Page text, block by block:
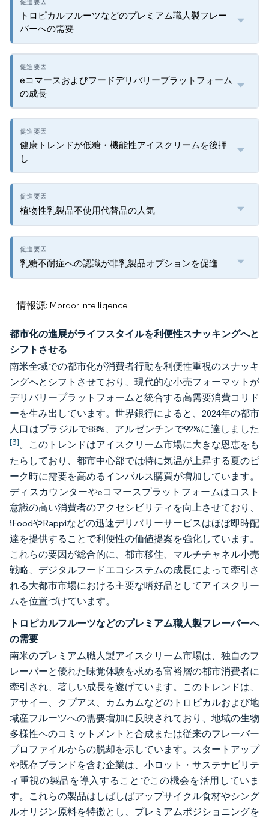
トロピカルフルーツなどのプレミアム職人製フレー
バーへの需要
eコマースおよびフードデリバリープラットフォーム
の成長
健康トレンドが低糖・機能性アイスクリームを後押
し
植物性乳製品不使用代替品の人気
乳糖不耐症への認識が非乳製品オプションを促進
情報源: Mordor Intelligence
都市化の進展がライフスタイルを利便性スナッキングへと
シフトさせる
南米全域での都市化が消費者行動を利便性重視のスナッキ
ングへとシフトさせており、現代的な小売フォーマットが
デリバリープラットフォームと統合する高需要消費コリド
ーを生み出しています。世界銀行によると、2024年の都市
人口はブラジルで88%、アルゼンチンで92%に達しました
[3]。このトレンドはアイスクリーム市場に大きな恩恵をも
たらしており、都市中心部では特に気温が上昇する夏のピ
ーク時に需要を高めるインパルス購買が増加しています。
ディスカウンターやeコマースプラットフォームはコスト
意識の高い消費者のアクセシビリティを向上させており、
iFoodやRappiなどの迅速デリバリーサービスはほぼ即時配
達を提供することで利便性の価値提案を強化しています。
これらの要因が総合的に、都市移住、マルチチャネル小売
戦略、デジタルフードエコシステムの成長によって牽引さ
れる大都市市場における主要な嗜好品としてアイスクリー
ムを位置づけています。
トロピカルフルーツなどのプレミアム職人製フレーバーへ
の需要
南米のプレミアム職人製アイスクリーム市場は、独自のフ
レーバーと優れた味覚体験を求める富裕層の都市消費者に
牽引され、著しい成長を遂げています。このトレンドは、
アサイー、クプアス、カムカムなどのトロピカルおよび地
域産フルーツへの需要増加に反映されており、地域の生物
多様性へのコミットメントと合成または従来のフレーバー
プロファイルからの脱却を示しています。スタートアップ
や既存ブランドを含む企業は、小ロット・サステナビリテ
ィ重視の製品を導入することでこの機会を活用していま
す。これらの製品はしばしばアップサイクル食材やシング
ルオリジン原料を特徴とし、プレミアムポジショニングを